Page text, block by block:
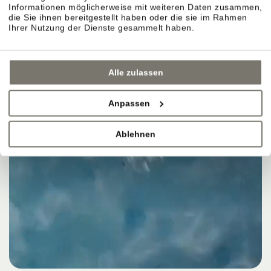
Informationen möglicherweise mit weiteren Daten zusammen,
die Sie ihnen bereitgestellt haben oder die sie im Rahmen
Ihrer Nutzung der Dienste gesammelt haben.
Alle zulassen
Anpassen
Ablehnen